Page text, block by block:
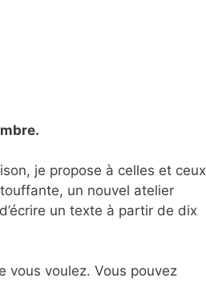
je propose à celles et ceux
un nouvel atelier
un texte à partir de dix
vous voulez. Vous pouvez